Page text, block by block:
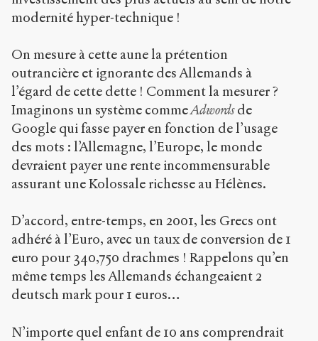
modernité hyper-technique !
On mesure à cette aune la prétention
outrancière et ignorante des Allemands à
l’égard de cette dette ! Comment la mesurer ?
Imaginons un système commeAdwordsde
Google qui fasse payer en fonction de l’usage
des mots : l’Allemagne, l’Europe, le monde
devraient payer une rente incommensurable
assurant une Kolossale richesse au Hélènes.
D’accord, entre-temps, en 2001, les Grecs ont
adhéré à l’Euro, avec un taux de conversion de 1
euro pour 340,750 drachmes ! Rappelons qu’en
même temps les Allemands échangeaient 2
deutsch mark pour 1 euros…
N’importe quel enfant de 10 ans comprendrait